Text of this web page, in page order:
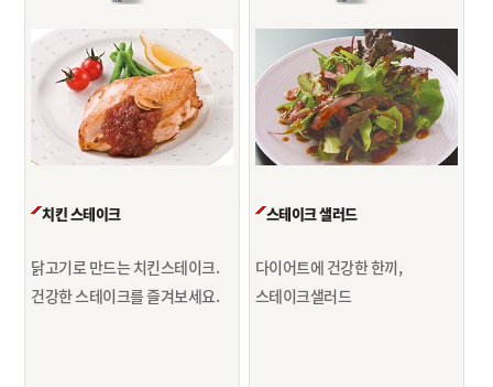
치킨 스테이크
닭고기로 만드는 치킨스테이크.
건강한 스테이크를 즐겨보세요.
스테이크 샐러드
다이어트에 건강한 한끼,
스테이크샐러드